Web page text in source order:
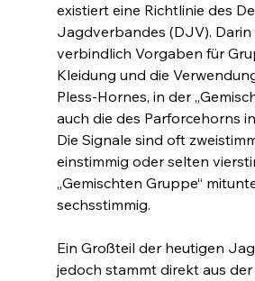
existiert eine Richtlinie des
Jagdverbandes (DJV). Darin
verbindlich Vorgaben für
Kleidung und die
Pless-Hornes, in der
auch die des Parforcehorns
Die Signale sind oft
einstimmig oder selten
„Gemischten Gruppe“
sechsstimmig.
Ein Großteil der heutigen
jedoch stammt direkt aus